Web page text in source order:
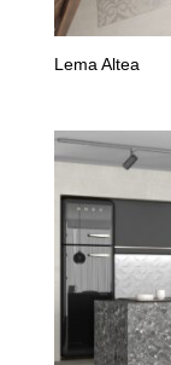
Lema Altea